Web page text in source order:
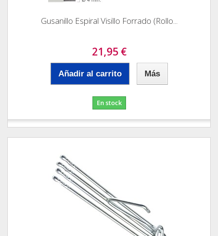
Gusanillo Espiral Visillo Forrado (Rollo...
21,95 €
Añadir al carrito Más
En stock